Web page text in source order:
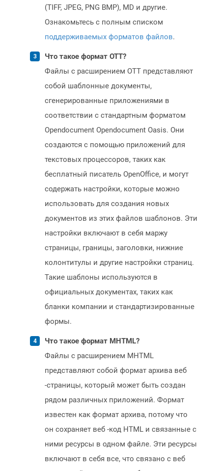
(TIFF, JPEG, PNG BMP), MD и другие.
Ознакомьтесь с полным списком
поддерживаемых форматов файлов.
Что такое формат OTT?
Файлы с расширением OTT представляют
собой шаблонные документы,
сгенерированные приложениями в
соответствии с стандартным форматом
Opendocument Opendocument Oasis. Они
создаются с помощью приложений для
текстовых процессоров, таких как
бесплатный писатель OpenOffice, и могут
содержать настройки, которые можно
использовать для создания новых
документов из этих файлов шаблонов. Эти
настройки включают в себя маржу
страницы, границы, заголовки, нижние
колонтитулы и другие настройки страниц.
Такие шаблоны используются в
официальных документах, таких как
бланки компании и стандартизированные
формы.
Что такое формат MHTML?
Файлы с расширением MHTML
представляют собой формат архива веб
-страницы, который может быть создан
рядом различных приложений. Формат
известен как формат архива, потому что
он сохраняет веб -код HTML и связанные с
ними ресурсы в одном файле. Эти ресурсы
включают в себя все, что связано с веб